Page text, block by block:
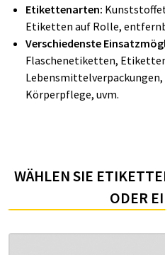
Etikettenarten:
Etiketten auf Rolle,
Verschiedenste
Flaschenetiketten,
Körperpflege, uvm.
WÄHLEN SIE
ODER